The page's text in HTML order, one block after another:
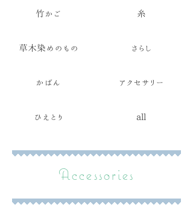
竹かご
草木染めのもの
かばん
ひえとり
糸
さらし
アクセサリー
all
Accessories